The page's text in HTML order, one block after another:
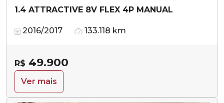
1.4 ATTRACTIVE 8V FLEX 4P MANUAL
2016/2017 133.118 km
R$ 49.900
Ver mais